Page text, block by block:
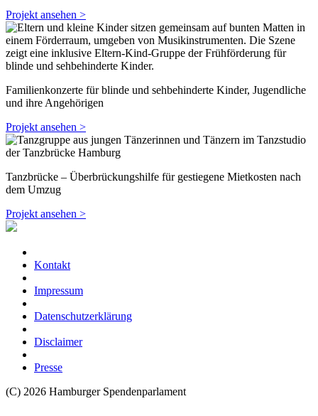
Projekt ansehen >
Familienkonzerte für blinde und sehbehinderte Kinder, Jugendliche
und ihre Angehörigen
Projekt ansehen >
Tanzbrücke – Überbrückungshilfe für gestiegene Mietkosten nach
dem Umzug
Projekt ansehen >
Kontakt
Impressum
Datenschutzerklärung
Disclaimer
Presse
(C) 2026 Hamburger Spendenparlament